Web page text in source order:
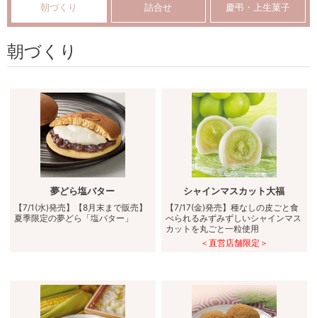
朝づくり 詰合せ 慶弔・上生菓子
朝づくり
夢どら塩バター
【7/1(水)発売】【8月末まで販売】
夏季限定の夢どら「塩バター」
シャインマスカット大福
【7/17(金)発売】種なしの皮ごと食
べられるみずみずしいシャインマス
カットを丸ごと一粒使用
＜直営店舗限定＞